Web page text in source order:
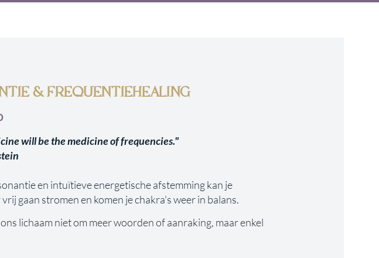
je lichaam & in de liefde die je altijd al was.
& FREQUENTIEHEALING
will be the medicine of frequencies."
en intuïtieve energetische afstemming kan je
gaan stromen en komen je chakra's weer in balans.
lichaam niet om meer woorden of aanraking, maar enkel